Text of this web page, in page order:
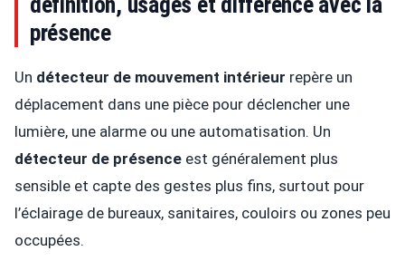
présence
Un détecteur de mouvement intérieur repère un
déplacement dans une pièce pour déclencher une
lumière, une alarme ou une automatisation. Un
détecteur de présence est généralement plus
sensible et capte des gestes plus fins, surtout pour
l’éclairage de bureaux, sanitaires, couloirs ou zones peu
occupées.